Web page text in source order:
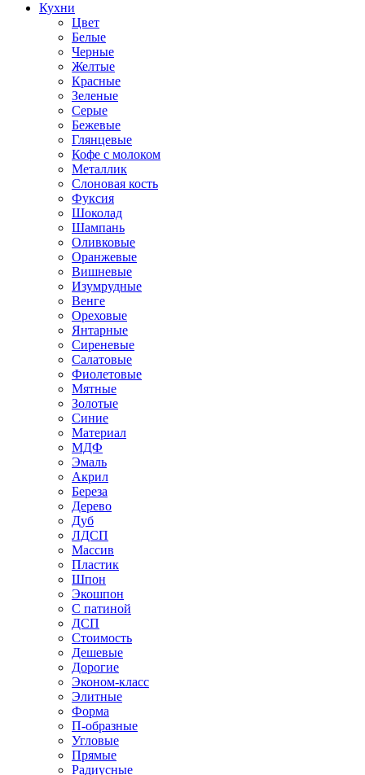
Кухни
Цвет
Белые
Черные
Желтые
Красные
Зеленые
Серые
Бежевые
Глянцевые
Кофе с молоком
Металлик
Слоновая кость
Фуксия
Шоколад
Шампань
Оливковые
Оранжевые
Вишневые
Изумрудные
Венге
Ореховые
Янтарные
Сиреневые
Салатовые
Фиолетовые
Мятные
Золотые
Синие
Материал
МДФ
Эмаль
Акрил
Береза
Дерево
Дуб
ЛДСП
Массив
Пластик
Шпон
Экошпон
С патиной
ДСП
Стоимость
Дешевые
Дорогие
Эконом-класс
Элитные
Форма
П-образные
Угловые
Прямые
Радиусные